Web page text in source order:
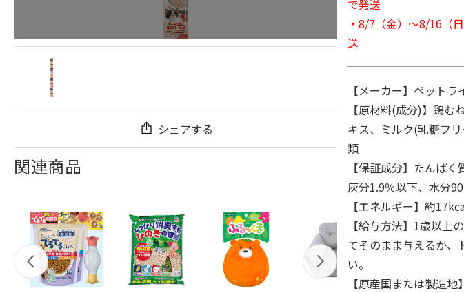
シェアする
関連商品
で発送
・8/7（金）～8/16（
送
【メーカー】ペットラ
【原材料(成分)】鶏む
キス、ミルク(乳糖フ
類
【保証成分】たんぱ
灰分1.9％以下、水分
【エネルギー】約
【給与方法】1歳以上
てそのまま与えるか、
い。
【原産国または製造地